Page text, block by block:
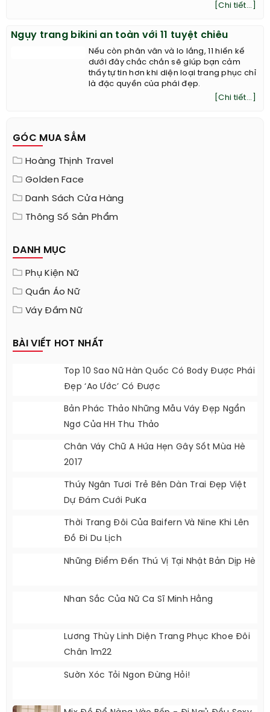
giày cao gót đơn giản xuyệt tông thì đã
gàng, thanh lịch phù hợp với môi trường
công sở nhưng cũng không kém phần
sành điệu, hợp mốt.
[Chi tiết...]
Ngụy trang bikini an toàn với 11 tuyệt chiêu
GÓC MUA SẮM
Hoàng Thịnh Travel
Golden Face
Danh Sách Cửa Hàng
Phụ Kiện Nữ
Quần Áo Nữ
Váy Đầm Nữ
BÀI VIẾT HOT NHẤT
Top 10 Sao Nữ Hàn Quốc Có Body Được Phái
Đẹp ‘ao Ước’ Có Được
Bản Phác Thảo Những Mẫu Váy Đẹp Ngẩn
Ngơ Của HH Thu Thảo
Chân Váy Chữ A Hứa Hẹn Gây Sốt Mùa Hè
Thúy Ngân Tươi Trẻ Bên Dàn Trai Đẹp Việt
Thời Trang Đôi Của Baifern Và Nine Khi Lên
Đồ Đi Du Lịch
Những Điểm Đến Thú Vị Tại Nhật Bản Dịp Hè